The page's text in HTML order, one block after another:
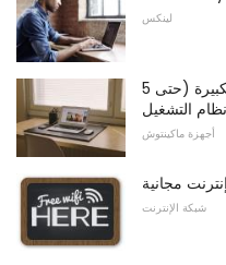
لينكس
كيفية إرسال مرفقات الملفات الكبيرة (حتى 5
أجهزة ماكينتوش
مجانية
شبكة الإنترنت